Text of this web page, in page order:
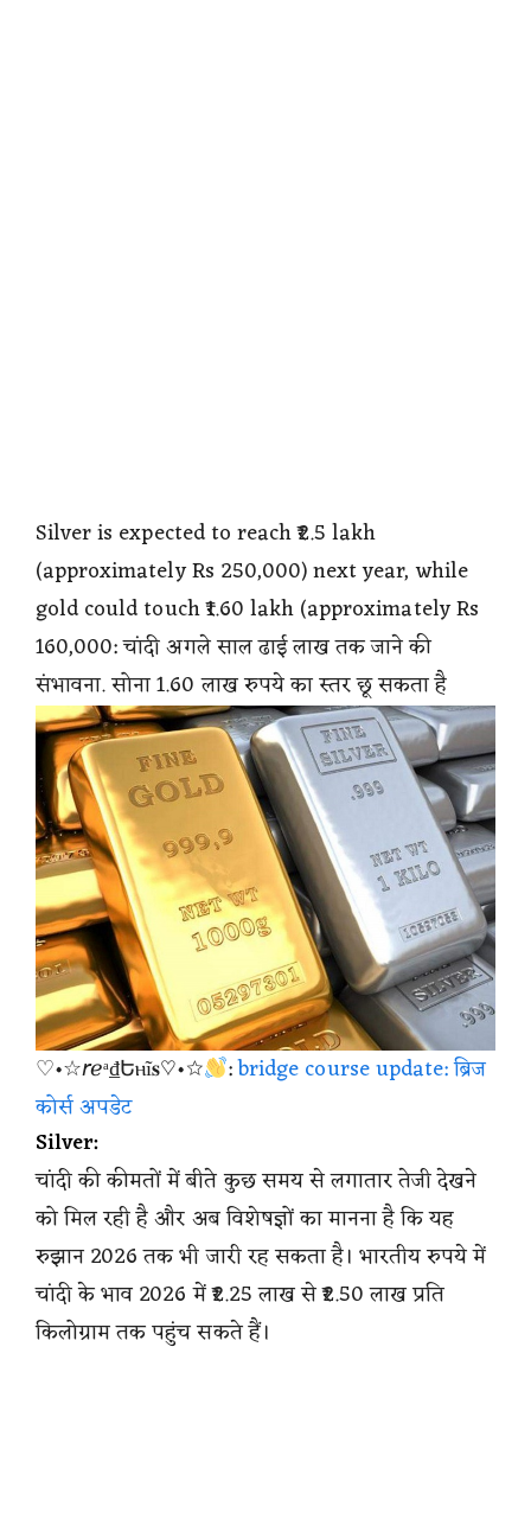
Silver is expected to reach ₹2.5 lakh
(approximately Rs 250,000) next year, while
gold could touch ₹1.60 lakh (approximately Rs
160,000: चांदी अगले साल ढाई लाख तक जाने की
संभावना. सोना 1.60 लाख रुपये का स्तर छू सकता है
♡•☆𝘳ℯᵃ₫Եⲏĩ𝐬♡•☆ :bridge course update: ब्रिज
कोर्स अपडेट
Silver:
चांदी की कीमतों में बीते कुछ समय से लगातार तेजी देखने
को मिल रही है और अब विशेषज्ञों का मानना है कि यह
रुझान 2026 तक भी जारी रह सकता है। भारतीय रुपये में
चांदी के भाव 2026 में ₹2.25 लाख से ₹2.50 लाख प्रति
किलोग्राम तक पहुंच सकते हैं।